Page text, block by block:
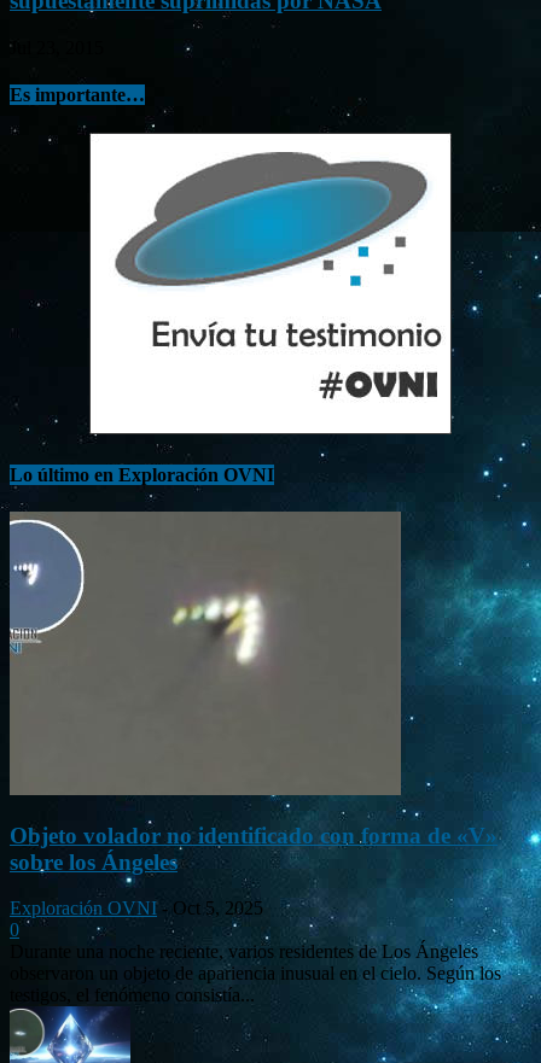
Jul 23, 2015
Es importante…
Lo último en Exploración OVNI
Objeto volador no identificado con forma de «V»
sobre los Ángeles
Exploración OVNI - Oct 5, 2025
0
Durante una noche reciente, varios residentes de Los Ángeles
observaron un objeto de apariencia inusual en el cielo. Según los
testigos, el fenómeno consistía...